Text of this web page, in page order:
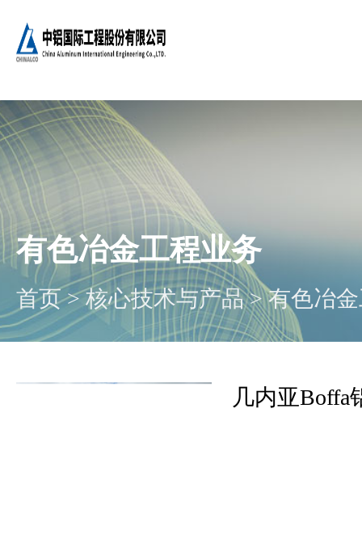
有色冶金工程业务
首页>核心技术与产品>有色冶
几内亚Boffa